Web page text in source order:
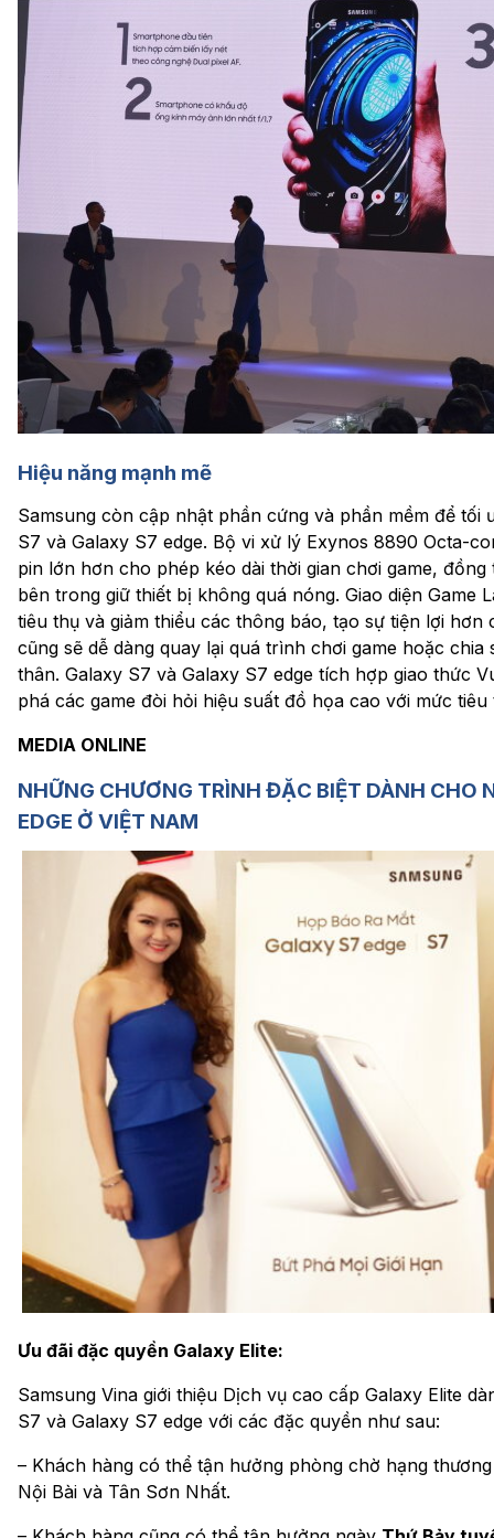
Hiệu năng mạnh mẽ
Samsung còn cập nhật phần cứng và phần mềm để tối
S7 và Galaxy S7 edge. Bộ vi xử lý Exynos 8890 Octa-
pin lớn hơn cho phép kéo dài thời gian chơi game,
bên trong giữ thiết bị không quá nóng. Giao diện Game
tiêu thụ và giảm thiểu các thông báo, tạo sự tiện lợi
cũng sẽ dễ dàng quay lại quá trình chơi game hoặc
thân. Galaxy S7 và Galaxy S7 edge tích hợp giao thức
phá các game đòi hỏi hiệu suất đồ họa cao với mức tiêu
MEDIA ONLINE
NHỮNG CHƯƠNG TRÌNH ĐẶC BIỆT DÀNH CHO
EDGE Ở VIỆT NAM
Ưu đãi đặc quyền Galaxy Elite:
Samsung Vina giới thiệu Dịch vụ cao cấp Galaxy Elite
S7 và Galaxy S7 edge với các đặc quyền như sau:
– Khách hàng có thể tận hưởng phòng chờ hạng
Nội Bài và Tân Sơn Nhất.